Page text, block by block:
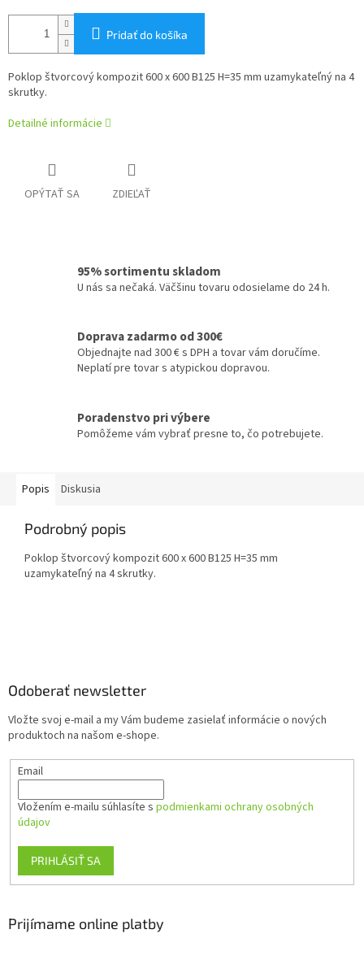
Pridať do košíka
Poklop štvorcový kompozit 600 x 600 B125 H=35 mm uzamykateľný na 4
skrutky.
Detailné informácie
OPÝTAŤ SA ZDIEĽAŤ
95% sortimentu skladom
U nás sa nečaká. Väčšinu tovaru odosielame do 24 h.
Doprava zadarmo od 300€
Objednajte nad 300 € s DPH a tovar vám doručíme.
Neplatí pre tovar s atypickou dopravou.
Poradenstvo pri výbere
Pomôžeme vám vybrať presne to, čo potrebujete.
Popis Diskusia
Podrobný popis
Poklop štvorcový kompozit 600 x 600 B125 H=35 mm
uzamykateľný na 4 skrutky.
Odoberať newsletter
Vložte svoj e-mail a my Vám budeme zasielať informácie o nových
produktoch na našom e-shope.
Email
Vložením e-mailu súhlasíte s podmienkami ochrany osobných
údajov
PRIHLÁSIŤ SA
Prijímame online platby